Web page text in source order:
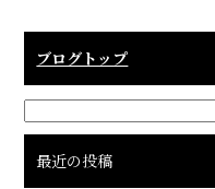
o
o
k
ブログトップ
最近の投稿